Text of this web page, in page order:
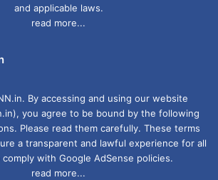
and applicable laws.
read more...
By accessing and using our website
you agree to be bound by the following
Please read them carefully. These terms
a transparent and lawful experience for all
with Google AdSense policies.
read more...